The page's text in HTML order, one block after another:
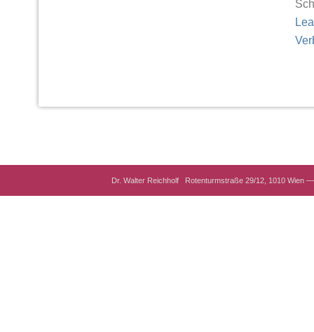
Dr. Walter Reichholf Rotenturmstraße 29/12, 1010 Wien